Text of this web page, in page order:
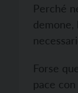
Perché
demone,
Forse
pace